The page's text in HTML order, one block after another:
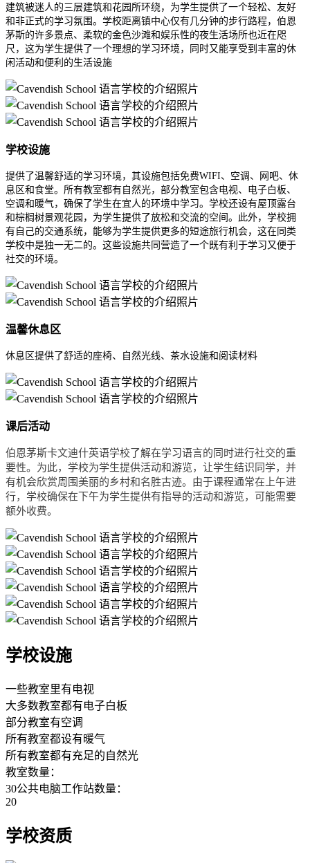
建筑被迷人的三层建筑和花园所环绕，为学生提供了一个轻松、友好
和非正式的学习氛围。学校距离镇中心仅有几分钟的步行路程，伯恩
茅斯的许多景点、柔软的金色沙滩和娱乐性的夜生活场所也近在咫
尺，这为学生提供了一个理想的学习环境，同时又能享受到丰富的休
闲活动和便利的生活设施
学校设施
提供了温馨舒适的学习环境，其设施包括免费WIFI、空调、网吧、休
息区和食堂。所有教室都有自然光，部分教室包含电视、电子白板、
空调和暖气，确保了学生在宜人的环境中学习。学校还设有屋顶露台
和棕榈树景观花园，为学生提供了放松和交流的空间。此外，学校拥
有自己的交通系统，能够为学生提供更多的短途旅行机会，这在同类
学校中是独一无二的。这些设施共同营造了一个既有利于学习又便于
社交的环境。
温馨休息区
休息区提供了舒适的座椅、自然光线、茶水设施和阅读材料
课后活动
伯恩茅斯卡文迪什英语学校了解在学习语言的同时进行社交的重
要性。为此，学校为学生提供活动和游览，让学生结识同学，并
有机会欣赏周围美丽的乡村和名胜古迹。由于课程通常在上午进
行，学校确保在下午为学生提供有指导的活动和游览，可能需要
额外收费。
学校设施
一些教室里有电视
大多数教室都有电子白板
部分教室有空调
所有教室都设有暖气
所有教室都有充足的自然光
教室数量：
30公共电脑工作站数量：
20
学校资质